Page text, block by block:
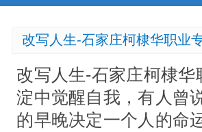
改写人生-石家庄柯棣华职业
改写人生-石家庄柯棣
淀中觉醒自我，有人曾
的早晚决定一个人的命